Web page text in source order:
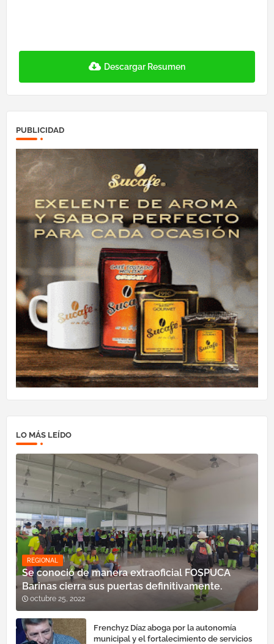
Descargar Resumen
PUBLICIDAD
LO MÁS LEÍDO
REGIONAL
Se conoció de manera extraoficial FOSPUCA
Barinas cierra sus puertas definitivamente.
octubre 25, 2022
Frenchyz Díaz aboga por la autonomía
municipal y el fortalecimiento de servicios